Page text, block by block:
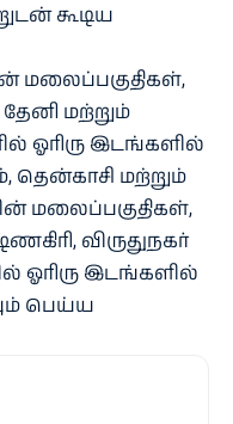
கூடிய
மலைப்பகுதிகள்,
தேனி மற்றும்
ஓரிரு இடங்களில்
தென்காசி மற்றும்
மலைப்பகுதிகள்,
விருதுநகர்
ஓரிரு இடங்களில்
பெய்ய